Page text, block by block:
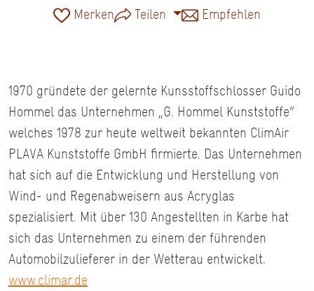
Merken Teilen Empfehlen
1970 gründete der gelernte Kunsstoffschlosser Guido
Hommel das Unternehmen „G. Hommel Kunststoffe“
welches 1978 zur heute weltweit bekannten ClimAir
PLAVA Kunststoffe GmbH firmierte. Das Unternehmen
hat sich auf die Entwicklung und Herstellung von
Wind- und Regenabweisern aus Acryglas
spezialisiert. Mit über 130 Angestellten in Karbe hat
sich das Unternehmen zu einem der führenden
Automobilzulieferer in der Wetterau entwickelt.
www.climar.de